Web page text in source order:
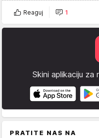
Reaguj 1
Skini aplikaciju za
PRATITE NAS NA